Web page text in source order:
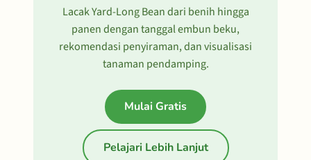
Lacak Yard-Long Bean dari benih hingga
panen dengan tanggal embun beku,
rekomendasi penyiraman, dan visualisasi
tanaman pendamping.
Mulai Gratis
Pelajari Lebih Lanjut